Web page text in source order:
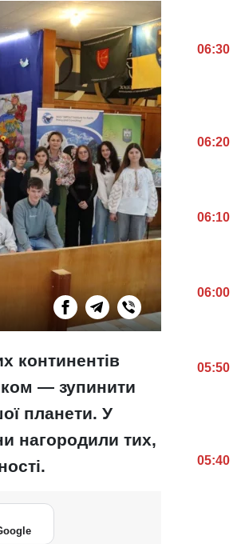
континентів
— зупинити
планети. У
нагородили тих,
06:30
06:20
06:10
06:00
05:50
05:40